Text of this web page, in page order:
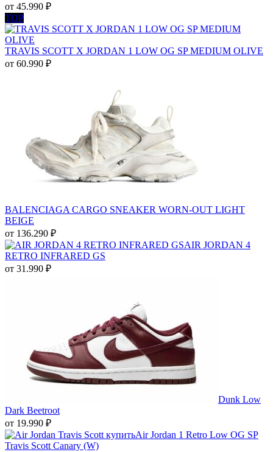
от 45.990 ₽
TOP
TRAVIS SCOTT X JORDAN 1 LOW OG SP MEDIUM OLIVE
от 60.990 ₽
BALENCIAGA CARGO SNEAKER WORN-OUT LIGHT
BEIGE
от 136.290 ₽
AIR JORDAN 4
RETRO INFRARED GS
от 31.990 ₽
Dunk Low
Dark Beetroot
от 19.990 ₽
Air Jordan 1 Retro Low OG SP
Travis Scott Canary (W)